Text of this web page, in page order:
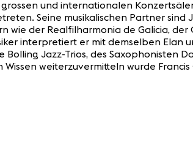
und internationalen
Seine musikalischen Partner
wie der Realfilharmonia de Galicia,
interpretiert er mit demselben Elan
Jazz-Trios, des Saxophonisten
Wissen weiterzuvermitteln wurde